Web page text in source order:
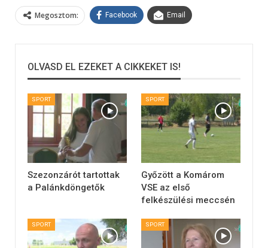
Megosztom: Facebook Email
OLVASD EL EZEKET A CIKKEKET IS!
SPORT
Szezonzárót tartottak
a Palánkdöngetők
SPORT
Győzött a Komárom
VSE az első
felkészülési meccsén
SPORT SPORT